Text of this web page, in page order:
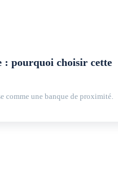
: pourquoi choisir cette
comme une banque de proximité.